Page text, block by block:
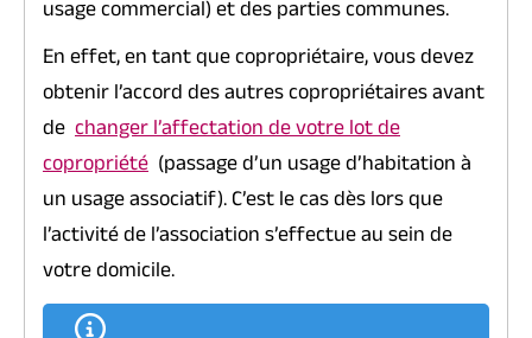
usage commercial) et des parties communes.
En effet, en tant que copropriétaire, vous devez
obtenir l’accord des autres copropriétaires avant
de changer l’affectation de votre lot de
copropriété (passage d’un usage d’habitation à
un usage associatif). C’est le cas dès lors que
l’activité de l’association s’effectue au sein de
votre domicile.